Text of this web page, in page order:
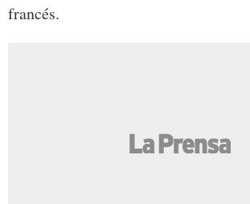
francés.